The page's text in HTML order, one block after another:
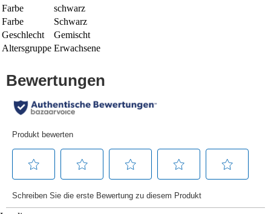
Farbe
schwarz
Farbe
Schwarz
Geschlecht
Gemischt
Altersgruppe Erwachsene